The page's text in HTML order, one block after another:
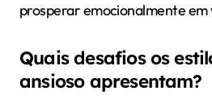
prosperar emocionalmente em
Quais desafios os
ansioso apresentam?